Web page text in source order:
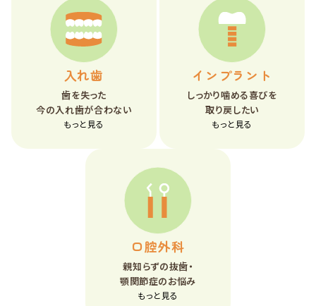
入れ歯
歯を失った
今の入れ歯が合わない
もっと見る
インプラント
しっかり噛める喜びを
取り戻したい
もっと見る
口腔外科
親知らずの抜歯・
顎関節症のお悩み
もっと見る